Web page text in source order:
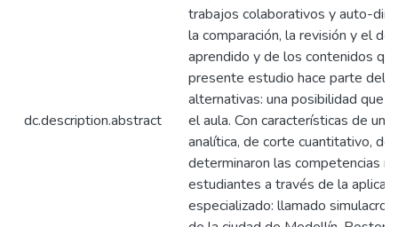
dc.description.abstract
trabajos colaborativos y auto-
la comparación, la revisión y el
aprendido y de los contenidos
presente estudio hace parte del
alternativas: una posibilidad que
el aula. Con características de
analítica, de corte cuantitativo,
determinaron las competencias
estudiantes a través de la
especializado: llamado